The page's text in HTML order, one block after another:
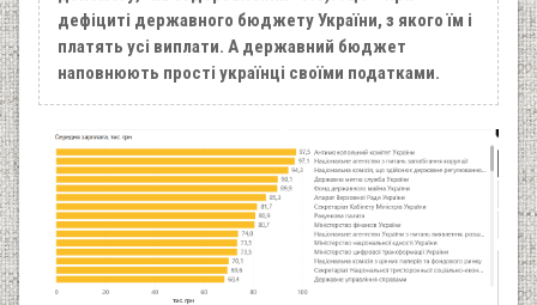
дефіциті державного бюджету України, з якого їм і
платять усі виплати. А державний бюджет
наповнюють прості українці своїми податками.